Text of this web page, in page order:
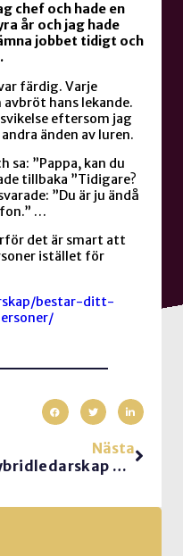
chef och hade en
år och jag hade
jobbet tidigt och
färdig. Varje
hans lekande.
eftersom jag
änden av luren.
sa: ”Pappa, kan du
tillbaka ”Tidigare?
”Du är ju ändå
…
det är smart att
istället för
bestar-ditt-
Nästa
Hybridledarskap = virtuellt ledarskap!